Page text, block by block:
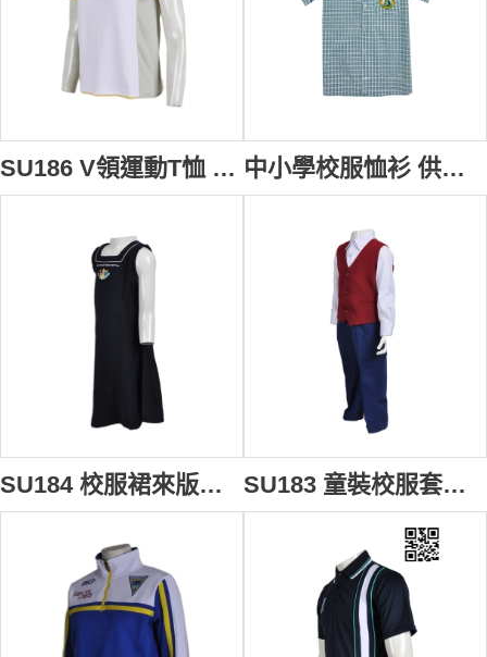
SU186 V領運動T恤 來版訂造 體育校服T恤 吸濕排汗校服T T恤專門店 中小學校服恤衫 供應訂購 學校Logo繡花恤衫格仔紋恤衫上衣 恤衫專門店 男兒 夏季 校服 SU185
SU184 校服裙來版訂做 背心長款校服裙 繡花Logo背心裙 小學幼兒園校服設計 校服製造商 SU183 童裝校服套裝 度身訂製 小學三件套校服 套裝禮服設計選擇 校服供應商